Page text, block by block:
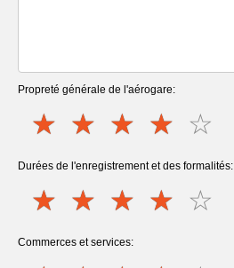
Propreté générale de l'aérogare:
Durées de l'enregistrement et des formalités:
Commerces et services: